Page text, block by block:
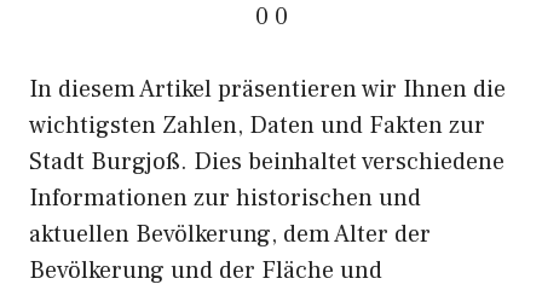
0 0
In diesem Artikel präsentieren wir Ihnen die
wichtigsten Zahlen, Daten und Fakten zur
Stadt Burgjoß. Dies beinhaltet verschiedene
Informationen zur historischen und
aktuellen Bevölkerung, dem Alter der
Bevölkerung und der Fläche und